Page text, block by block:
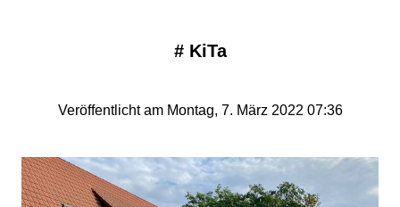
# KiTa
Veröffentlicht am Montag, 7. März 2022 07:36